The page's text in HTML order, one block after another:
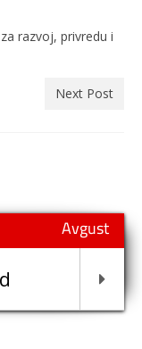
privredu i
Next Post
Avgust